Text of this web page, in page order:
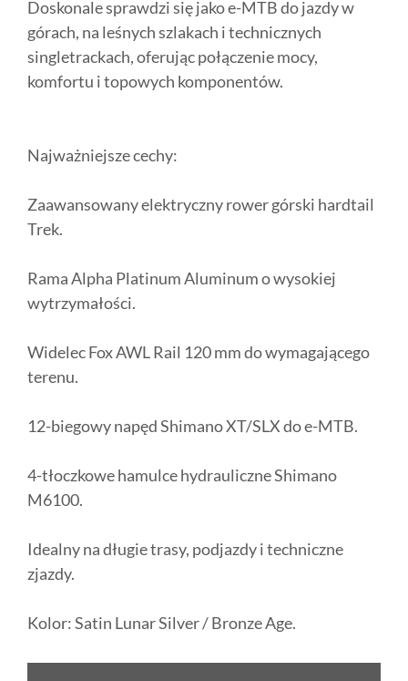
Doskonale sprawdzi się jako e-MTB do jazdy w
górach, na leśnych szlakach i technicznych
singletrackach, oferując połączenie mocy,
komfortu i topowych komponentów.
Najważniejsze cechy:
Zaawansowany elektryczny rower górski hardtail
Trek.
Rama Alpha Platinum Aluminum o wysokiej
wytrzymałości.
Widelec Fox AWL Rail 120 mm do wymagającego
terenu.
12-biegowy napęd Shimano XT/SLX do e-MTB.
4-tłoczkowe hamulce hydrauliczne Shimano
M6100.
Idealny na długie trasy, podjazdy i techniczne
zjazdy.
Kolor: Satin Lunar Silver / Bronze Age.